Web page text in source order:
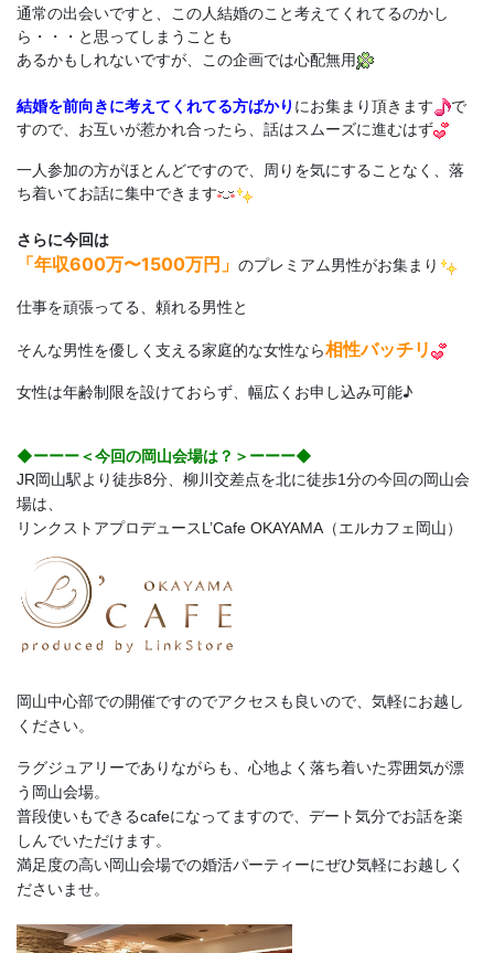
通常の出会いですと、この人結婚のこと考えてくれてるのかし
ら・・・と思ってしまうことも
あるかもしれないですが、この企画では心配無用
結婚を前向きに考えてくれてる方ばかり にお集まり頂きます
で
すので、お互いが惹かれ合ったら、話はスムーズに進むはず
一人参加の方がほとんどですので、周りを気にすることなく、落
ち着いてお話に集中できます
さらに今回は
「年収600万〜1500万円 」 のプレミアム男性がお集まり
仕事を頑張ってる、頼れる男性と
そんな男性を優しく支える家庭的な女性なら相性バッチリ
女性は年齢制限を設けておらず、幅広くお申し込み可能♪
◆ーーー＜今回の岡山会場は？＞ーーー◆
JR岡山駅より徒歩8分、柳川交差点を北に徒歩1分の今回の岡山会
場は、
リンクストアプロデュースL’Cafe OKAYAMA（エルカフェ岡山）
岡山中心部での開催ですのでアクセスも良いので、気軽にお越し
ください。
ラグジュアリーでありながらも、心地よく落ち着いた雰囲気が漂
う岡山会場。
普段使いもできるcafeになってますので、デート気分でお話を楽
しんでいただけます。
満足度の高い岡山会場での婚活パーティーにぜひ気軽にお越しく
ださいませ。